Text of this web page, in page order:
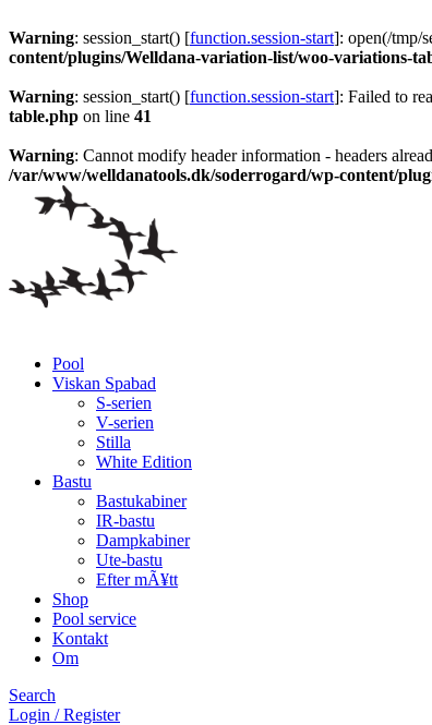
Warning: session_start() [function.session-start]: open(/tmp/
content/plugins/Welldana-variation-list/woo-variations-
Warning: session_start() [function.session-start]: Failed to
table.php on line 41
Warning: Cannot modify header information - headers
/var/www/welldanatools.dk/soderrogard/wp-content/
Pool
Viskan Spabad
S-serien
V-serien
Stilla
White Edition
Bastu
Bastukabiner
IR-bastu
Dampkabiner
Ute-bastu
Efter mÃ¥tt
Shop
Pool service
Kontakt
Om
Search
Login / Register